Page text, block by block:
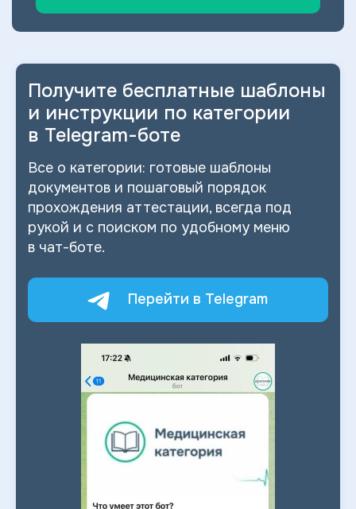
Получите бесплатные шаблоны
и инструкции по категории
в Telegram-боте
Все о категории: готовые шаблоны
документов и пошаговый порядок
прохождения аттестации, всегда под
рукой и с поиском по удобному меню
в чат-боте.
Перейти в Telegram